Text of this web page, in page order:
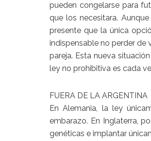
pueden congelarse para
que los necesitara.
presente que la única
indispensable no perder de
pareja. Esta nueva
ley no prohibitiva es cada
FUERA DE LA ARGENTINA
En Alemania, la ley
embarazo. En Inglaterra,
genéticas e implantar